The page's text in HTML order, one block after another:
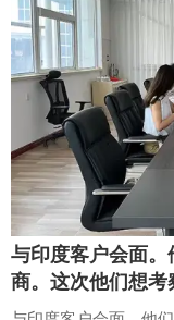
与印度客户会面
商。这次他们想考